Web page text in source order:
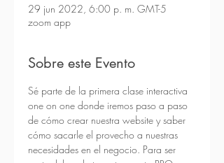
29 jun 2022, 6:00 p. m. GMT-5
zoom app
Sobre este Evento
Sé parte de la primera clase interactiva
one on one donde iremos paso a paso
de cómo crear nuestra website y saber
cómo sacarle el provecho a nuestras
necesidades en el negocio. Para ser